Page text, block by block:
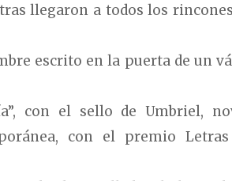
llegaron a todos los
escrito en la puerta de un
con el sello de Umbriel,
con el premio